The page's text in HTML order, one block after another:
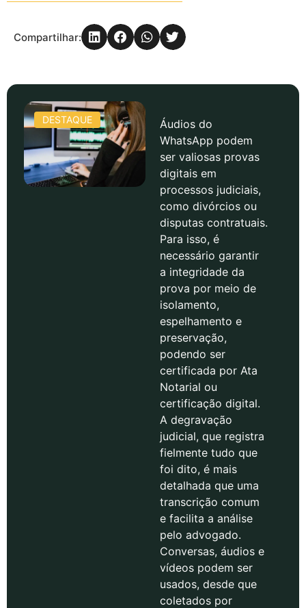
Compartilhar:
DESTAQUE
Áudios do
WhatsApp podem
ser valiosas provas
digitais em
processos judiciais,
como divórcios ou
disputas contratuais.
Para isso, é
necessário garantir
a integridade da
prova por meio de
isolamento,
espelhamento e
preservação,
podendo ser
certificada por Ata
Notarial ou
certificação digital.
A degravação
judicial, que registra
fielmente tudo que
foi dito, é mais
detalhada que uma
transcrição comum
e facilita a análise
pelo advogado.
Conversas, áudios e
vídeos podem ser
usados, desde que
coletados por